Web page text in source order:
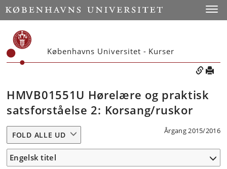
Københavns Universitet - Kurser
HMVB01551U Hørelære og praktisk
satsforståelse 2: Korsang/ruskor
Årgang 2015/2016
FOLD ALLE UD
Engelsk titel